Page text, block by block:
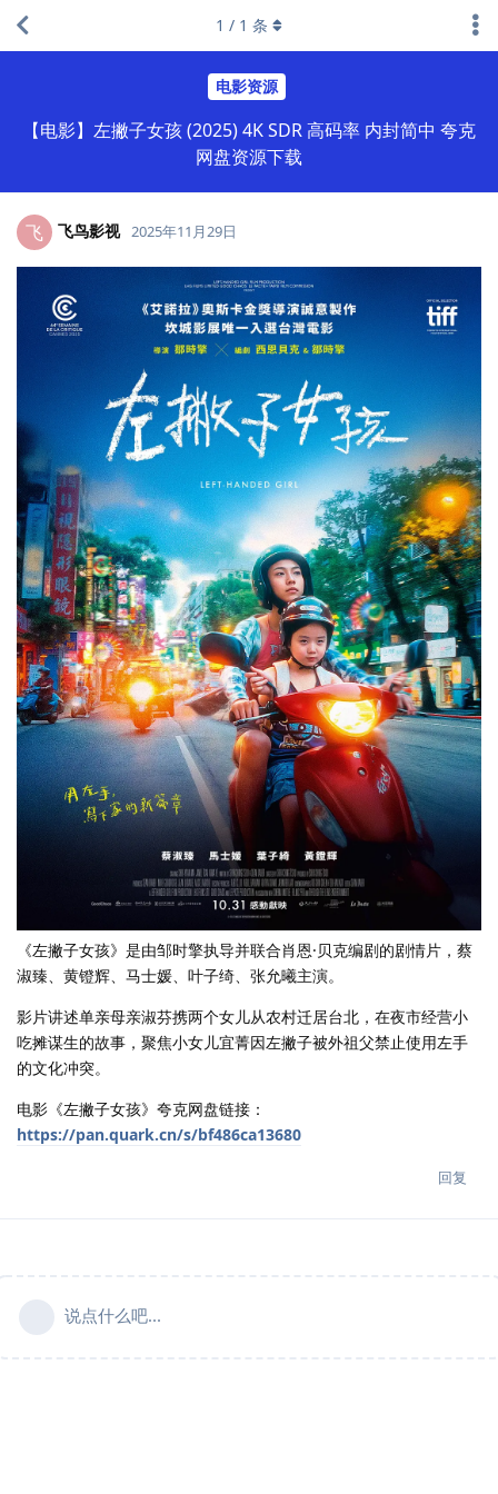
电影资源
【电影】左撇子女孩 (2025) 4K SDR 高码率 内封简中 夸克
网盘资源下载
1 / 1 条
飞 飞鸟影视 2025年11月29日
《左撇子女孩》是由邹时擎执导并联合肖恩·贝克编剧的剧情片，蔡
淑臻、黄镫辉、马士媛、叶子绮、张允曦主演。
影片讲述单亲母亲淑芬携两个女儿从农村迁居台北，在夜市经营小
吃摊谋生的故事，聚焦小女儿宜菁因左撇子被外祖父禁止使用左手
的文化冲突。
电影《左撇子女孩》夸克网盘链接：
https://pan.quark.cn/s/bf486ca13680
回复
说点什么吧...